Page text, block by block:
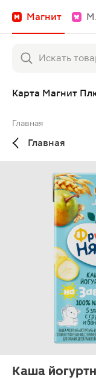
Магнит
Карта Магнит
Главная
Главная
Каша